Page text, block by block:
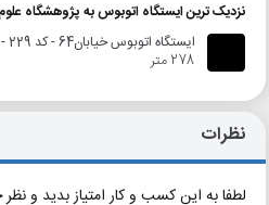
نزدیک ترین ایستگاه اتوبوس به پژوهشگاه
ایستگاه اتوبوس خیابان64 - کد 229 - شرق به غرب
278 متر
نظرات
لطفا به این کسب و کار امتیاز بدید و